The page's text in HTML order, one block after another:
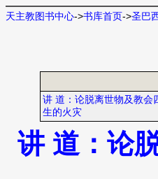
天主教图书中心->书库首页->圣巴
讲 道：论脱离世物及教会
生的火灾
讲 道：论